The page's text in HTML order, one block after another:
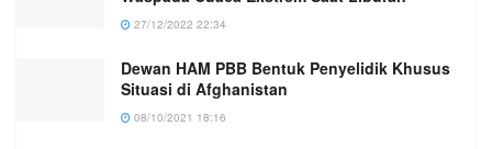
27/12/2022 22:34
Dewan HAM PBB Bentuk Penyelidik Khusus
Situasi di Afghanistan
08/10/2021 18:16